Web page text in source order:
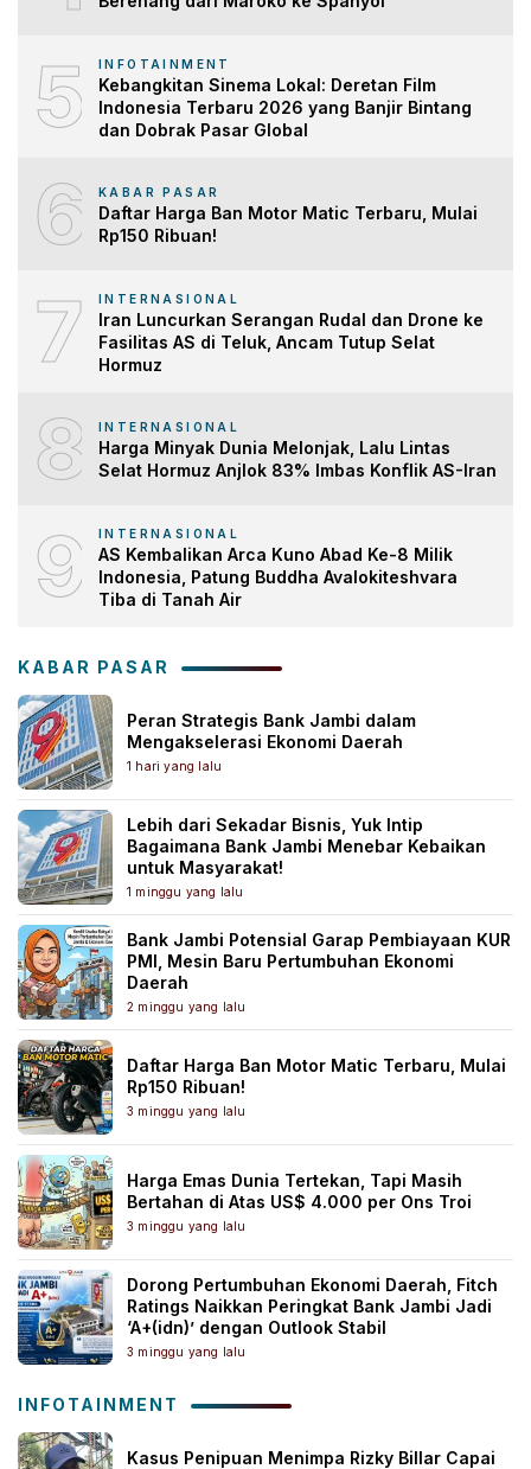
5 INFOTAINMENT
Kebangkitan Sinema Lokal: Deretan Film
Indonesia Terbaru 2026 yang Banjir Bintang
dan Dobrak Pasar Global
6 KABAR PASAR
Daftar Harga Ban Motor Matic Terbaru, Mulai
Rp150 Ribuan!
7 INTERNASIONAL
Iran Luncurkan Serangan Rudal dan Drone ke
Fasilitas AS di Teluk, Ancam Tutup Selat
Hormuz
8 INTERNASIONAL
Harga Minyak Dunia Melonjak, Lalu Lintas
Selat Hormuz Anjlok 83% Imbas Konflik AS-Iran
9 INTERNASIONAL
AS Kembalikan Arca Kuno Abad Ke-8 Milik
Indonesia, Patung Buddha Avalokiteshvara
Tiba di Tanah Air
KABAR PASAR
Peran Strategis Bank Jambi dalam
Mengakselerasi Ekonomi Daerah
1 hari yang lalu
Lebih dari Sekadar Bisnis, Yuk Intip
Bagaimana Bank Jambi Menebar Kebaikan
untuk Masyarakat!
1 minggu yang lalu
Bank Jambi Potensial Garap Pembiayaan KUR
PMI, Mesin Baru Pertumbuhan Ekonomi
Daerah
2 minggu yang lalu
Daftar Harga Ban Motor Matic Terbaru, Mulai
Rp150 Ribuan!
3 minggu yang lalu
Harga Emas Dunia Tertekan, Tapi Masih
Bertahan di Atas US$ 4.000 per Ons Troi
3 minggu yang lalu
Dorong Pertumbuhan Ekonomi Daerah, Fitch
Ratings Naikkan Peringkat Bank Jambi Jadi
‘A+(idn)’ dengan Outlook Stabil
3 minggu yang lalu
INFOTAINMENT
Kasus Penipuan Menimpa Rizky Billar Capai